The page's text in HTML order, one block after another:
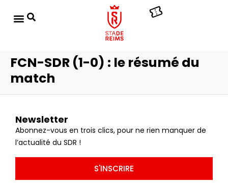
FCN-SDR (1-0) : le résumé du
match
Newsletter
Abonnez-vous en trois clics, pour ne rien manquer de
l’actualité du SDR !
S'INSCRIRE